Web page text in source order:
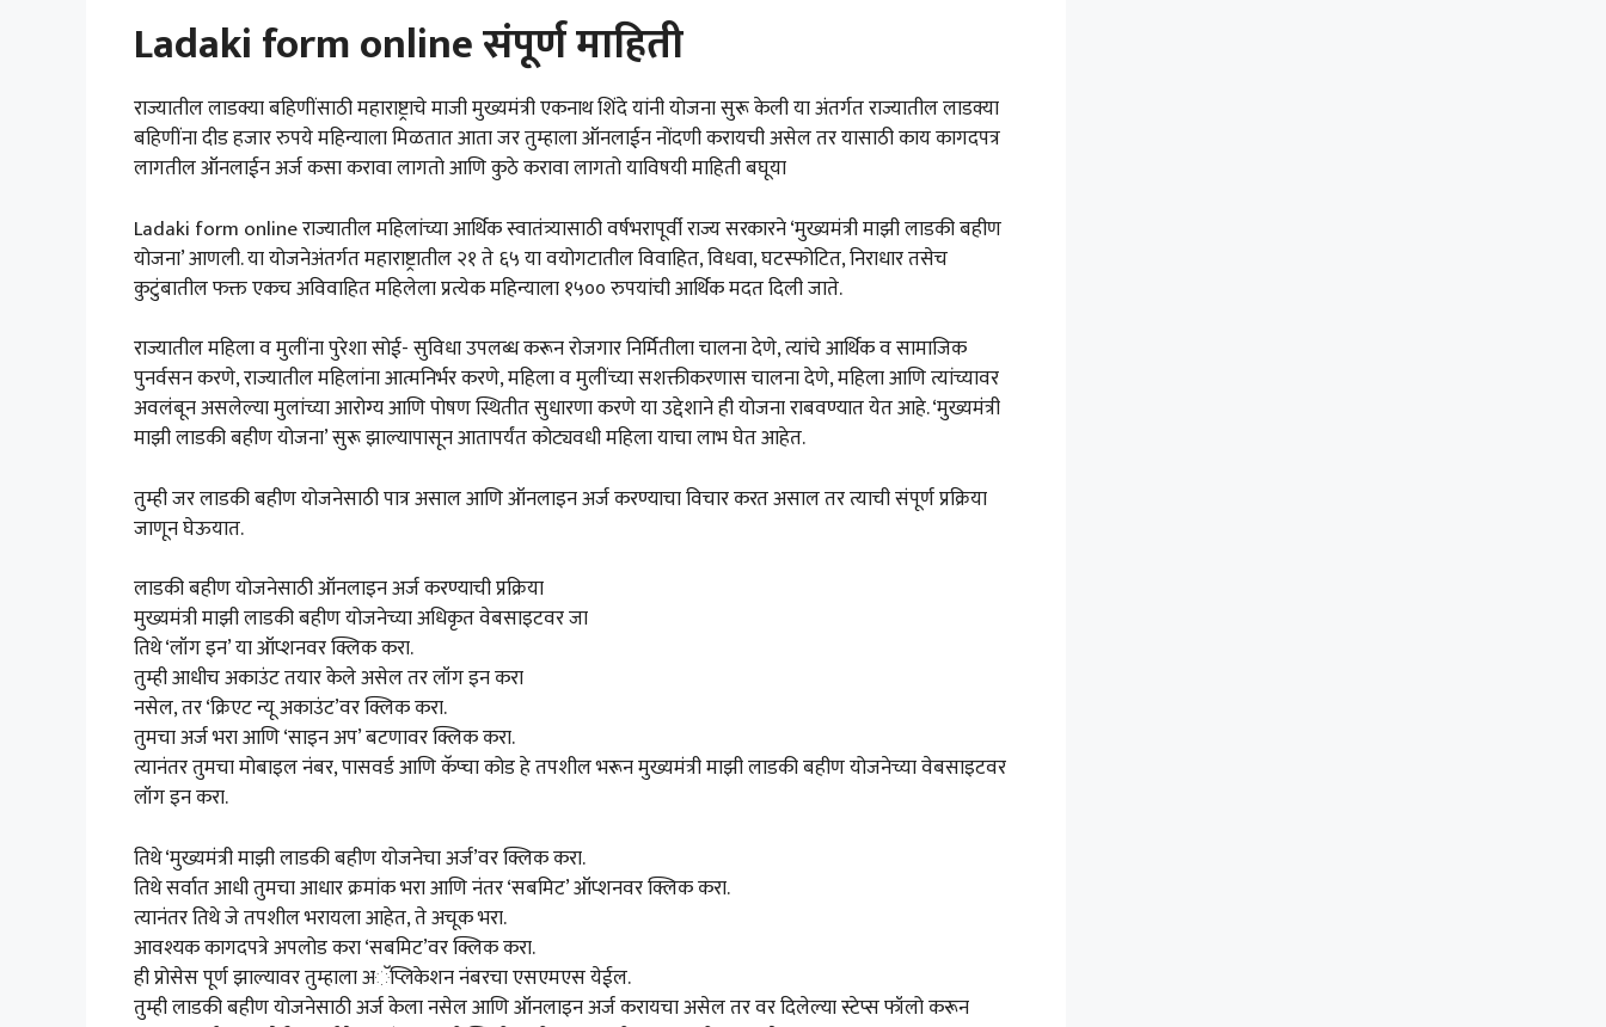
Ladaki form online संपूर्ण माहिती
राज्यातील लाडक्या बहिणींसाठी महाराष्ट्राचे माजी मुख्यमंत्री एकनाथ शिंदे यांनी योजना सुरू केली या अंतर्गत राज्यातील लाडक्या
बहिणींना दीड हजार रुपये महिन्याला मिळतात आता जर तुम्हाला ऑनलाईन नोंदणी करायची असेल तर यासाठी काय कागदपत्र
लागतील ऑनलाईन अर्ज कसा करावा लागतो आणि कुठे करावा लागतो याविषयी माहिती बघूया
Ladaki form online राज्यातील महिलांच्या आर्थिक स्वातंत्र्यासाठी वर्षभरापूर्वी राज्य सरकारने ‘मुख्यमंत्री माझी लाडकी बहीण
योजना’ आणली. या योजनेअंतर्गत महाराष्ट्रातील २१ ते ६५ या वयोगटातील विवाहित, विधवा, घटस्फोटित, निराधार तसेच
कुटुंबातील फक्त एकच अविवाहित महिलेला प्रत्येक महिन्याला १५०० रुपयांची आर्थिक मदत दिली जाते.
राज्यातील महिला व मुलींना पुरेशा सोई- सुविधा उपलब्ध करून रोजगार निर्मितीला चालना देणे, त्यांचे आर्थिक व सामाजिक
पुनर्वसन करणे, राज्यातील महिलांना आत्मनिर्भर करणे, महिला व मुलींच्या सशक्तीकरणास चालना देणे, महिला आणि त्यांच्यावर
अवलंबून असलेल्या मुलांच्या आरोग्य आणि पोषण स्थितीत सुधारणा करणे या उद्देशाने ही योजना राबवण्यात येत आहे. ‘मुख्यमंत्री
माझी लाडकी बहीण योजना’ सुरू झाल्यापासून आतापर्यंत कोट्यवधी महिला याचा लाभ घेत आहेत.
तुम्ही जर लाडकी बहीण योजनेसाठी पात्र असाल आणि ऑनलाइन अर्ज करण्याचा विचार करत असाल तर त्याची संपूर्ण प्रक्रिया
जाणून घेऊयात.
लाडकी बहीण योजनेसाठी ऑनलाइन अर्ज करण्याची प्रक्रिया
मुख्यमंत्री माझी लाडकी बहीण योजनेच्या अधिकृत वेबसाइटवर जा
तिथे ‘लॉग इन’ या ऑप्शनवर क्लिक करा.
तुम्ही आधीच अकाउंट तयार केले असेल तर लॉग इन करा
नसेल, तर ‘क्रिएट न्यू अकाउंट’वर क्लिक करा.
तुमचा अर्ज भरा आणि ‘साइन अप’ बटणावर क्लिक करा.
त्यानंतर तुमचा मोबाइल नंबर, पासवर्ड आणि कॅप्चा कोड हे तपशील भरून मुख्यमंत्री माझी लाडकी बहीण योजनेच्या वेबसाइटवर
लॉग इन करा.
तिथे ‘मुख्यमंत्री माझी लाडकी बहीण योजनेचा अर्ज’वर क्लिक करा.
तिथे सर्वात आधी तुमचा आधार क्रमांक भरा आणि नंतर ‘सबमिट’ ऑप्शनवर क्लिक करा.
त्यानंतर तिथे जे तपशील भरायला आहेत, ते अचूक भरा.
आवश्यक कागदपत्रे अपलोड करा ‘सबमिट’वर क्लिक करा.
ही प्रोसेस पूर्ण झाल्यावर तुम्हाला अॅप्लिकेशन नंबरचा एसएमएस येईल.
तुम्ही लाडकी बहीण योजनेसाठी अर्ज केला नसेल आणि ऑनलाइन अर्ज करायचा असेल तर वर दिलेल्या स्टेप्स फॉलो करून